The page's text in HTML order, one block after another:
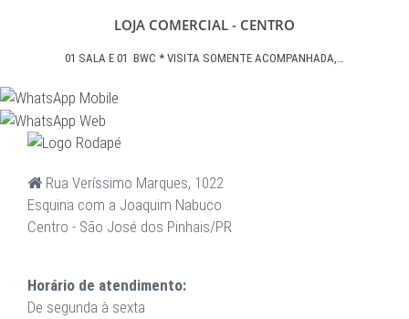
LOJA COMERCIAL - CENTRO
01 SALA E 01 BWC * VISITA SOMENTE ACOMPANHADA,…
Rua Veríssimo Marques, 1022
Esquina com a Joaquim Nabuco
Centro - São José dos Pinhais/PR
Horário de atendimento:
De segunda à sexta